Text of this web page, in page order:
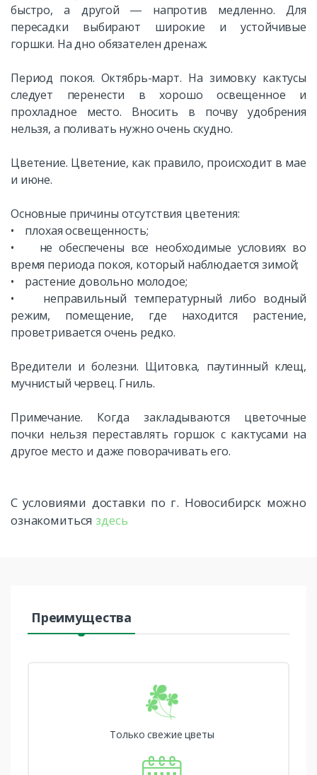
быстро, а другой ― напротив медленно. Для
пересадки выбирают широкие и устойчивые
горшки. На дно обязателен дренаж.
Период покоя. Октябрь-март. На зимовку кактусы
следует перенести в хорошо освещенное и
прохладное место. Вносить в почву удобрения
нельзя, а поливать нужно очень скудно.
Цветение. Цветение, как правило, происходит в мае
и июне.
Основные причины отсутствия цветения:
• плохая освещенность;
• не обеспечены все необходимые условиях во
время периода покоя, который наблюдается зимой;
• растение довольно молодое;
• неправильный температурный либо водный
режим, помещение, где находится растение,
проветривается очень редко.
Вредители и болезни. Щитовка, паутинный клещ,
мучнистый червец. Гниль.
Примечание. Когда закладываются цветочные
почки нельзя переставлять горшок с кактусами на
другое место и даже поворачивать его.
С условиями доставки по г. Новосибирск можно
ознакомитьсяздесь
Преимущества
Только свежие цветы